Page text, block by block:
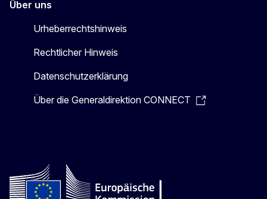
Über uns
Urheberrechtshinweis
Rechtlicher Hinweis
Datenschutzerklärung
Über die Generaldirektion CONNECT